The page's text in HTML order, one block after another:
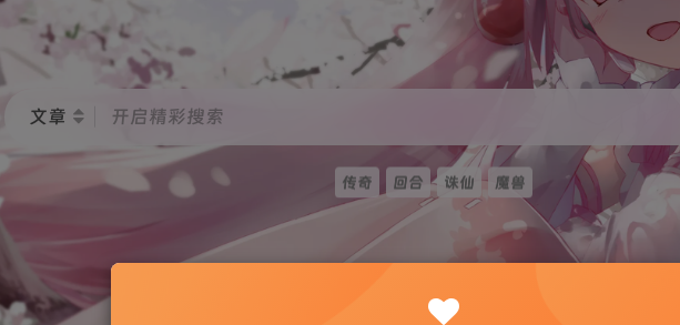
文章 开启精彩搜索
传奇 回合 诛仙 魔兽